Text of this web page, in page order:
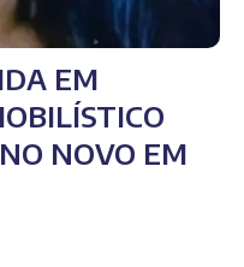
EM
NOVO EM